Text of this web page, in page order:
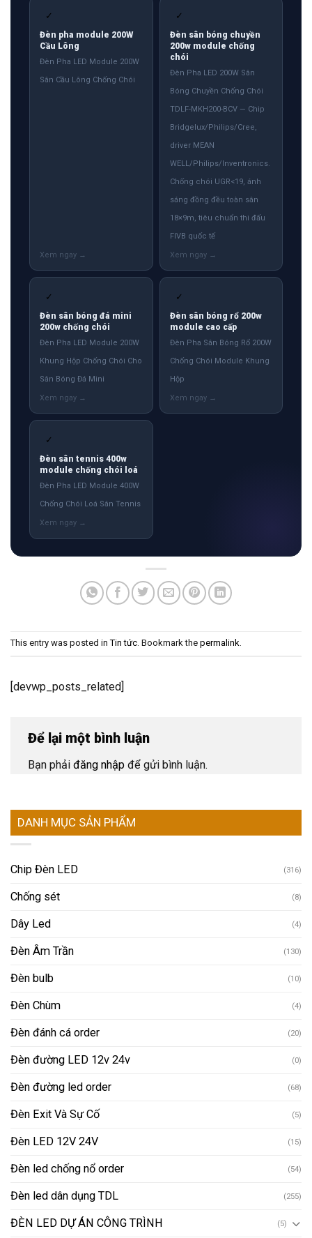
✓
Đèn pha module 200W
Cầu Lông
Đèn Pha LED Module 200W
Sân Cầu Lông Chống Chói
✓
Đèn sân bóng chuyền
200w module chống
chói
Đèn Pha LED 200W Sân
Bóng Chuyền Chống Chói
TDLF-MKH200-BCV — Chip
Bridgelux/Philips/Cree,
driver MEAN
WELL/Philips/Inventronics.
Chống chói UGR<19, ánh
sáng đồng đều toàn sân
18×9m, tiêu chuẩn thi đấu
FIVB quốc tế
✓
Đèn sân bóng đá mini
200w chống chói
Đèn Pha LED Module 200W
Khung Hộp Chống Chói Cho
Sân Bóng Đá Mini
✓
Đèn sân bóng rổ 200w
module cao cấp
Đèn Pha Sân Bóng Rổ 200W
Chống Chói Module Khung
Hộp
✓
Đèn sân tennis 400w
module chống chói loá
Đèn Pha LED Module 400W
Chống Chói Loá Sân Tennis
This entry was posted inTin tức. Bookmark the permalink.
[devwp_posts_related]
Để lại một bình luận
Bạn phải đăng nhập để gửi bình luận.
DANH MỤC SẢN PHẨM
Chip Đèn LED (316)
Chống sét (8)
Dây Led (4)
Đèn Âm Trần (130)
Đèn bulb (10)
Đèn Chùm (4)
Đèn đánh cá order (20)
Đèn đường LED 12v 24v (0)
Đèn đường led order (68)
Đèn Exit Và Sự Cố (5)
Đèn LED 12V 24V (15)
Đèn led chống nổ order (54)
Đèn led dân dụng TDL (255)
ĐÈN LED DỰ ÁN CÔNG TRÌNH (5)